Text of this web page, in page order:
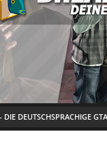
DIE DEUTSCHSPRACHIGE